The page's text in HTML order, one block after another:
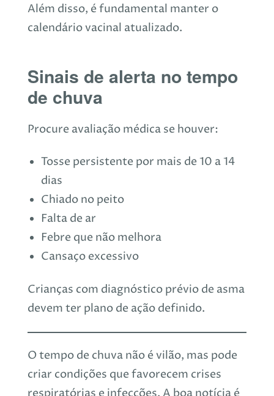
Além disso, é fundamental manter o
calendário vacinal atualizado.
Sinais de alerta no tempo
de chuva
Procure avaliação médica se houver:
Tosse persistente por mais de 10 a 14
dias
Chiado no peito
Falta de ar
Febre que não melhora
Cansaço excessivo
Crianças com diagnóstico prévio de asma
devem ter plano de ação definido.
O tempo de chuva não é vilão, mas pode
criar condições que favorecem crises